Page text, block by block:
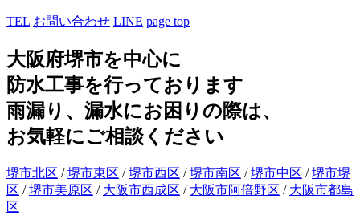
TEL お問い合わせ LINE page top
大阪府堺市を中心に
防水工事を行っております
雨漏り、漏水にお困りの際は、
お気軽にご相談ください
堺市北区 /堺市東区 /堺市西区 /堺市南区 /堺市中区 /堺市堺
区 /堺市美原区 / 大阪市西成区 / 大阪市阿倍野区 / 大阪市都島
区